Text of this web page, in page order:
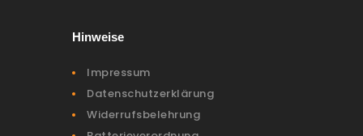
Hinweise
Impressum
Datenschutzerklärung
Widerrufsbelehrung